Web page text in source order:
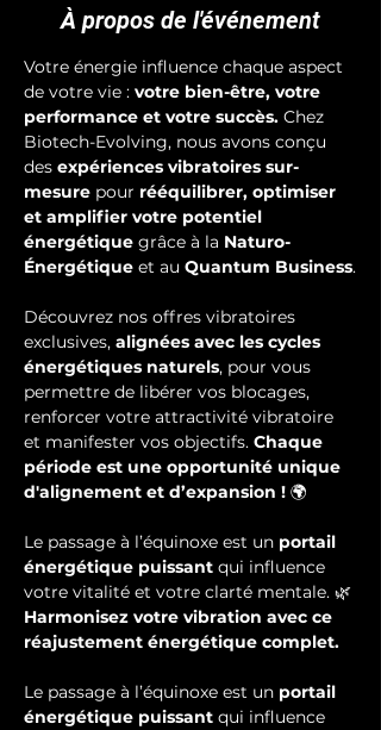
À propos de l'événement
Votre énergie influence chaque aspect
de votre vie : votre bien-être, votre
performance et votre succès. Chez
Biotech-Evolving, nous avons conçu
des expériences vibratoires sur-
mesure pour rééquilibrer, optimiser
et amplifier votre potentiel
énergétique grâce à la Naturo-
Énergétique et au Quantum Business.
Découvrez nos offres vibratoires
exclusives, alignées avec les cycles
énergétiques naturels, pour vous
permettre de libérer vos blocages,
renforcer votre attractivité vibratoire
et manifester vos objectifs. Chaque
période est une opportunité unique
d'alignement et d’expansion ! 🌍
Le passage à l’équinoxe est un portail
énergétique puissant qui influence
votre vitalité et votre clarté mentale. 🌿
Harmonisez votre vibration avec ce
réajustement énergétique complet.
Le passage à l’équinoxe est un portail
énergétique puissant qui influence